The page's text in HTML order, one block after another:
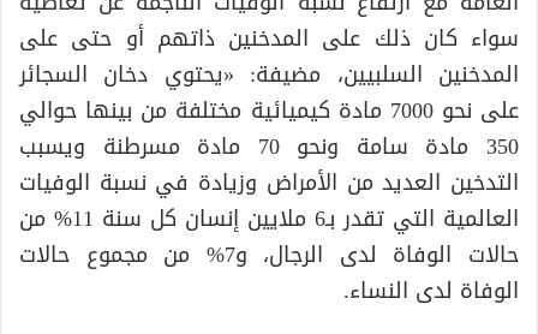
سواء كان ذلك على المدخنين ذاتهم أو حتى على
المدخنين السلبيين، مضيفة: «يحتوي دخان السجائر
على نحو 7000 مادة كيميائية مختلفة من بينها حوالي
350 مادة سامة ونحو 70 مادة مسرطنة ويسبب
التدخين العديد من الأمراض وزيادة في نسبة الوفيات
العالمية التي تقدر بـ6 ملايين إنسان كل سنة 11% من
حالات الوفاة لدى الرجال، و7% من مجموع حالات
الوفاة لدى النساء.